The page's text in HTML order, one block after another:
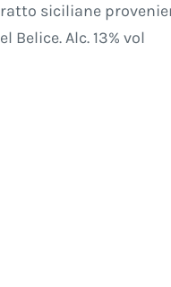
siciliane
Alc. 13% vol